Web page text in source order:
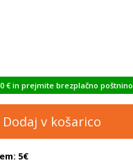
€ in prejmite brezplačno poštnino
Dodaj v košarico
5€